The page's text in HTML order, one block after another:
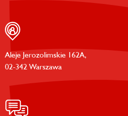
Aleje Jerozolimskie 162A,
02-342 Warszawa